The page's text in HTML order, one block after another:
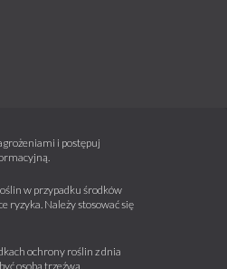
i postępuj
w przypadku środków
ryzyka. Należy stosować się
ochrony roślin z dnia
osobą trzeźwą.